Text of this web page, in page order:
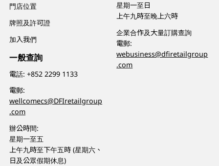
門店位置
牌照及許可證
加入我們
一般查詢
電話:+852 2299 1133
電郵:
wellcomecs@DFIretailgroup
.com
辦公時間:
星期一至五
上午九時至下午五時 (星期六、
日及公眾假期休息)
星期一至日
上午九時至晚上六時
企業合作及大量訂購查詢
電郵:
webusiness@dfiretailgroup
.com